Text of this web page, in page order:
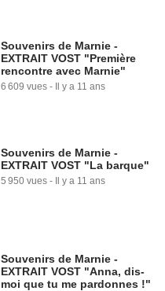
Souvenirs de Marnie -
EXTRAIT VOST "Première
rencontre avec Marnie"
6 609 vues - Il y a 11 ans
Souvenirs de Marnie -
EXTRAIT VOST "La barque"
5 950 vues - Il y a 11 ans
Souvenirs de Marnie -
EXTRAIT VOST "Anna, dis-
moi que tu me pardonnes !"